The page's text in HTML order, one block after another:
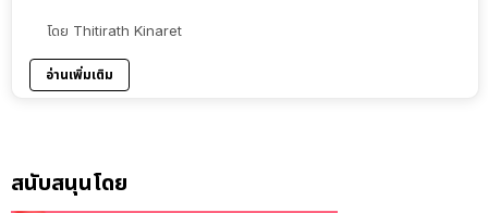
โดย Thitirath Kinaret
อ่านเพิ่มเติม
สนับสนุนโดย